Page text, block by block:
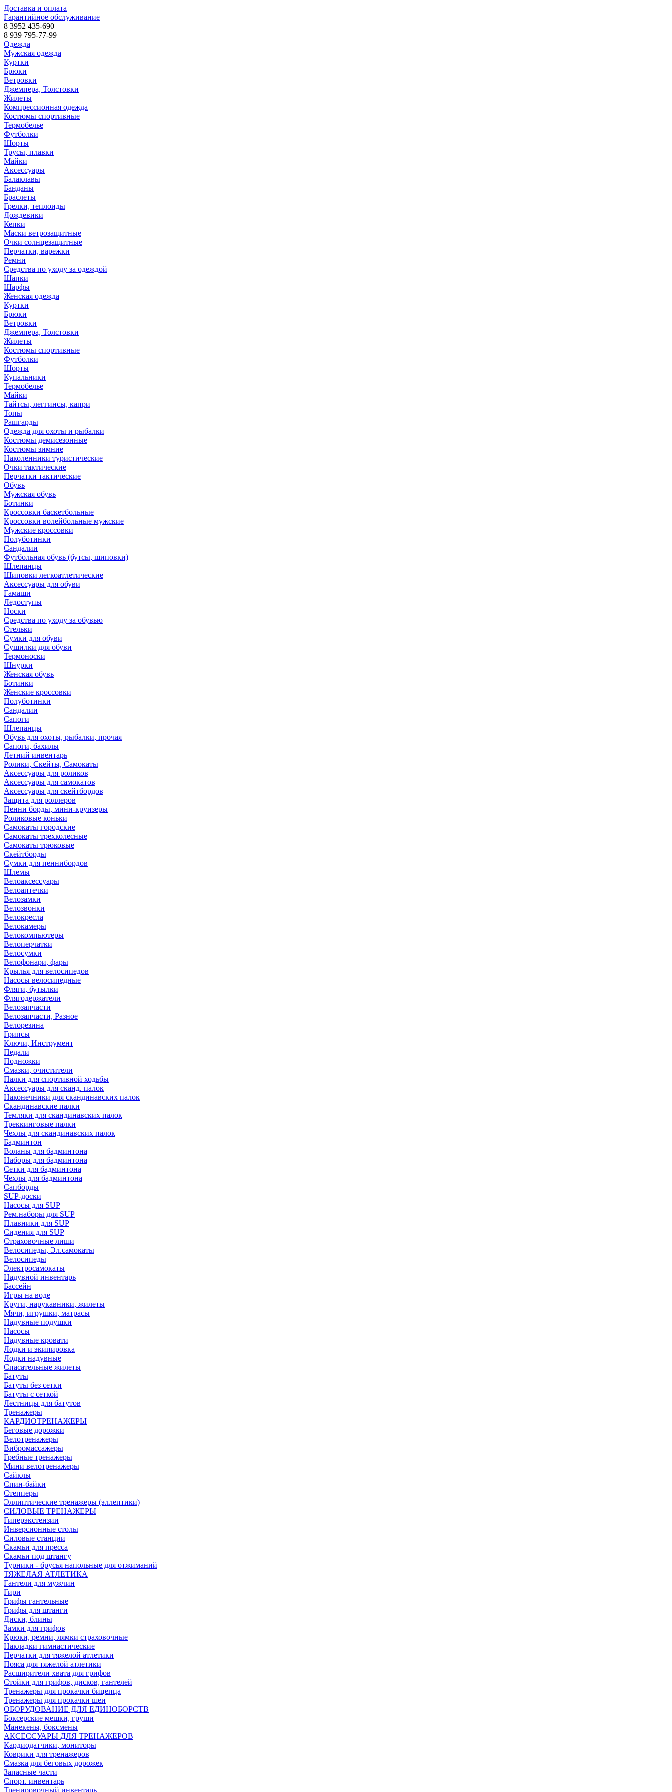
Доставка и оплата
Гарантийное обслуживание
8 3952 435-690
8 939 795-77-99
Одежда
Мужская одежда
Куртки
Брюки
Ветровки
Джемпера, Толстовки
Жилеты
Компрессионная одежда
Костюмы спортивные
Термобелье
Футболки
Шорты
Трусы, плавки
Майки
Аксессуары
Балаклавы
Банданы
Браслеты
Грелки, теплоиды
Дождевики
Кепки
Маски ветрозащитные
Очки солнцезащитные
Перчатки, варежки
Ремни
Средства по уходу за одеждой
Шапки
Шарфы
Женская одежда
Куртки
Брюки
Ветровки
Джемпера, Толстовки
Жилеты
Костюмы спортивные
Футболки
Шорты
Купальники
Термобелье
Майки
Тайтсы, леггинсы, капри
Топы
Рашгарды
Одежда для охоты и рыбалки
Костюмы демисезонные
Костюмы зимние
Наколенники туристические
Очки тактические
Перчатки тактические
Обувь
Мужская обувь
Ботинки
Кроссовки баскетбольные
Кроссовки волейбольные мужские
Мужские кроссовки
Полуботинки
Сандалии
Футбольная обувь (бутсы, шиповки)
Шлепанцы
Шиповки легкоатлетические
Аксессуары для обуви
Гамаши
Ледоступы
Носки
Средства по уходу за обувью
Стельки
Сумки для обуви
Сушилки для обуви
Термоноски
Шнурки
Женская обувь
Ботинки
Женские кроссовки
Полуботинки
Сандалии
Сапоги
Шлепанцы
Обувь для охоты, рыбалки, прочая
Сапоги, бахилы
Летний инвентарь
Ролики, Скейты, Самокаты
Аксессуары для роликов
Аксессуары для самокатов
Аксессуары для скейтбордов
Защита для роллеров
Пенни борды, мини-круизеры
Роликовые коньки
Самокаты городские
Самокаты трехколесные
Самокаты трюковые
Скейтборды
Сумки для пеннибордов
Шлемы
Велоаксессуары
Велоаптечки
Велозамки
Велозвонки
Велокресла
Велокамеры
Велокомпьютеры
Велоперчатки
Велосумки
Велофонари, фары
Крылья для велосипедов
Насосы велосипедные
Фляги, бутылки
Флягодержатели
Велозапчасти
Велозапчасти, Разное
Велорезина
Грипсы
Ключи, Инструмент
Педали
Подножки
Смазки, очистители
Палки для спортивной ходьбы
Аксессуары для сканд. палок
Наконечники для скандинавских палок
Скандинавские палки
Темляки для скандинавских палок
Треккинговые палки
Чехлы для скандинавских палок
Бадминтон
Воланы для бадминтона
Наборы для бадминтона
Сетки для бадминтона
Чехлы для бадминтона
Сапборды
SUP-доски
Насосы для SUP
Рем.наборы для SUP
Плавники для SUP
Сидения для SUP
Страховочные лиши
Велосипеды, Эл.самокаты
Велосипеды
Электросамокаты
Надувной инвентарь
Бассейн
Игры на воде
Круги, нарукавники, жилеты
Мячи, игрушки, матрасы
Надувные подушки
Насосы
Надувные кровати
Лодки и экипировка
Лодки надувные
Спасательные жилеты
Батуты
Батуты без сетки
Батуты с сеткой
Лестницы для батутов
Тренажеры
КАРДИОТРЕНАЖЕРЫ
Беговые дорожки
Велотренажеры
Вибромассажеры
Гребные тренажеры
Мини велотренажеры
Сайклы
Спин-байки
Степперы
Эллиптические тренажеры (эллептики)
СИЛОВЫЕ ТРЕНАЖЕРЫ
Гиперэкстензии
Инверсионные столы
Силовые станции
Скамьи для пресса
Скамьи под штангу
Турники - брусья напольные для отжиманий
ТЯЖЕЛАЯ АТЛЕТИКА
Гантели для мужчин
Гири
Грифы гантельные
Грифы для штанги
Диски, блины
Замки для грифов
Крюки, ремни, лямки страховочные
Накладки гимнастические
Перчатки для тяжелой атлетики
Пояса для тяжелой атлетики
Расширители хвата для грифов
Стойки для грифов, дисков, гантелей
Тренажеры для прокачки бицепца
Тренажеры для прокачки шеи
ОБОРУДОВАНИЕ ДЛЯ ЕДИНОБОРСТВ
Боксерские мешки, груши
Манекены, боксмены
АКСЕССУАРЫ ДЛЯ ТРЕНАЖЕРОВ
Кардиодатчики, мониторы
Коврики для тренажеров
Смазка для беговых дорожек
Запасные части
Спорт. инвентарь
Тренировочный инвентарь